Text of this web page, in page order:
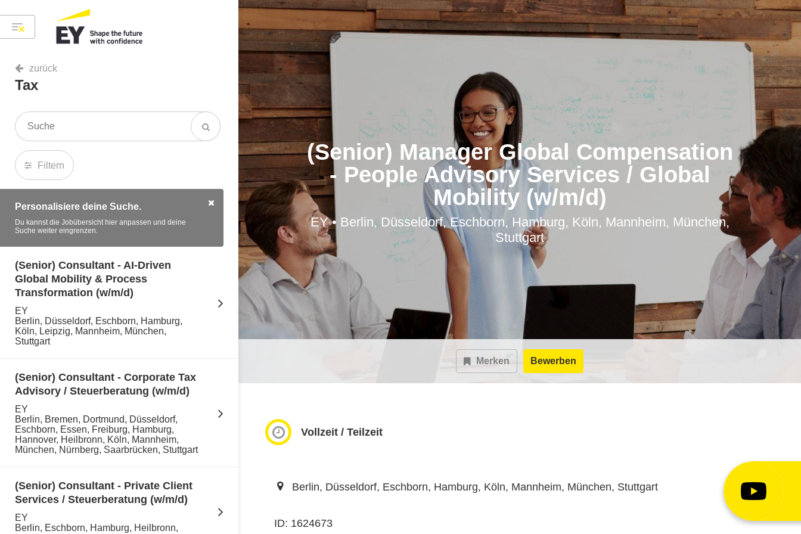
zurück
Tax
Filtern
Personalisiere deine Suche.
Du kannst die Jobübersicht hier anpassen und deine
Suche weiter eingrenzen.
(Senior) Consultant - AI-Driven
Global Mobility & Process
Transformation (w/m/d)
EY
Berlin, Düsseldorf, Eschborn, Hamburg,
Köln, Leipzig, Mannheim, München,
Stuttgart
(Senior) Consultant - Corporate Tax
Advisory / Steuerberatung (w/m/d)
EY
Berlin, Bremen, Dortmund, Düsseldorf,
Eschborn, Essen, Freiburg, Hamburg,
Hannover, Heilbronn, Köln, Mannheim,
München, Nürnberg, Saarbrücken, Stuttgart
(Senior) Consultant - Private Client
Services / Steuerberatung (w/m/d)
EY
Berlin, Eschborn, Hamburg, Heilbronn,
(Senior) Manager Global Compensation
- People Advisory Services / Global
Mobility (w/m/d)
EY • Berlin, Düsseldorf, Eschborn, Hamburg, Köln, Mannheim, München,
Stuttgart
Merken Bewerben
Vollzeit / Teilzeit
Berlin, Düsseldorf, Eschborn, Hamburg, Köln, Mannheim, München, Stuttgart
ID: 1624673